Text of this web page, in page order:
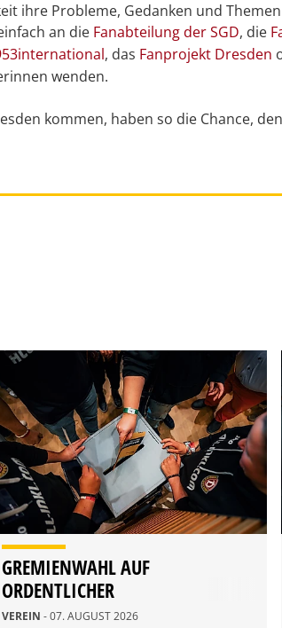
ihre Probleme, Gedanken und
an die Fanabteilung der SGD, die
, das Fanprojekt Dresden
wenden.
kommen, haben so die Chance,
GREMIENWAHL AUF
ORDENTLICHER
MITGLIEDERVERSAMMLUNG 2026
VEREIN - 07. AUGUST 2026